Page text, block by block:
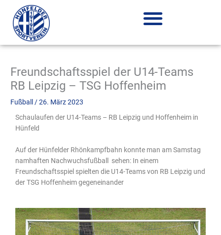
Inhalt
springen
Freundschaftsspiel der U14-Teams
RB Leipzig – TSG Hoffenheim
Fußball /26. März 2023
Schaulaufen der U14-Teams – RB Leipzig und Hoffenheim in
Hünfeld
Auf der Hünfelder Rhönkampfbahn konnte man am Samstag
namhaften Nachwuchsfußball sehen: In einem
Freundschaftsspiel spielten die U14-Teams von RB Leipzig und
der TSG Hoffenheim gegeneinander